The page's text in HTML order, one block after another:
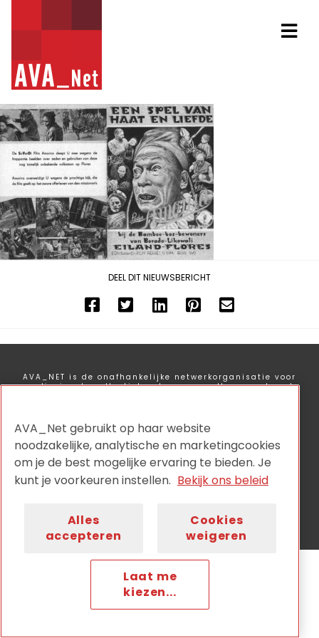
AVA_NET
DEEL DIT NIEUWSBERICHT
AVA_NET is de onafhankelijke netwerkorganisatie voor
audiovisuele collectiehouders en wordt aangestuurd
Privacy Cookiebeleid
Nieuwsbrief
AVA_Net gebruikt op haar website
noodzakelijke, analytische en marketingcookies
om je de best mogelijke ervaring te bieden. Je
kunt je voorkeuren instellen. Bekijk ons beleid
Alles
accepteren
Cookies
weigeren
Laat me
kiezen...